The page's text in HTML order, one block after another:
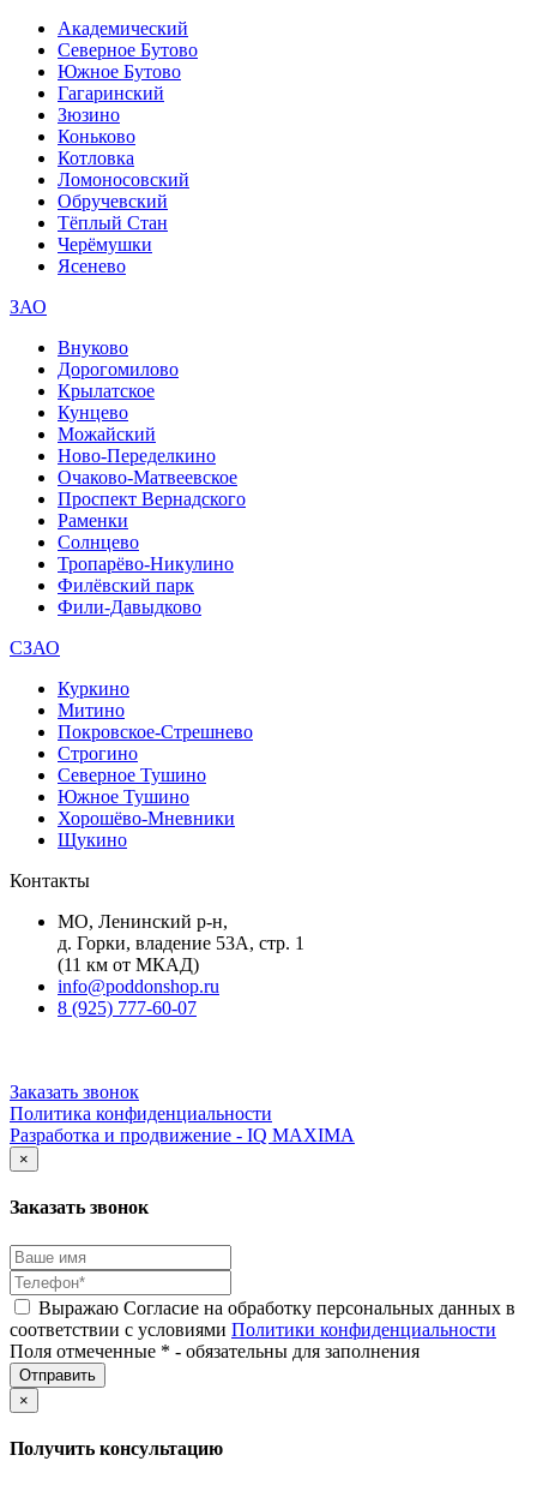
Академический
Северное Бутово
Южное Бутово
Гагаринский
Зюзино
Коньково
Котловка
Ломоносовский
Обручевский
Тёплый Стан
Черёмушки
Ясенево
ЗАО
Внуково
Дорогомилово
Крылатское
Кунцево
Можайский
Ново-Переделкино
Очаково-Матвеевское
Проспект Вернадского
Раменки
Солнцево
Тропарёво-Никулино
Филёвский парк
Фили-Давыдково
СЗАО
Куркино
Митино
Покровское-Стрешнево
Строгино
Северное Тушино
Южное Тушино
Хорошёво-Мневники
Щукино
Контакты
МО, Ленинский р-н,
д. Горки, владение 53А, стр. 1
(11 км от МКАД)
info@poddonshop.ru
8 (925) 777-60-07
Заказать звонок
Политика конфиденциальности
Разработка и продвижение - IQ MAXIMA
×
Заказать звонок
Выражаю Согласие на обработку персональных данных в
соответствии с условиями Политики конфиденциальности
Поля отмеченные * - обязательны для заполнения
×
Получить консультацию